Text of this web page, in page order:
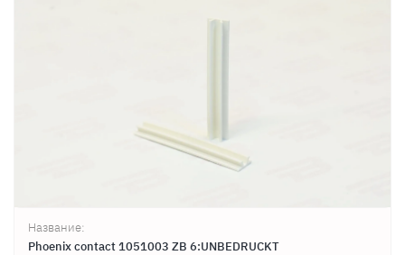
Название:
Phoenix contact 1051003 ZB 6:UNBEDRUCKT